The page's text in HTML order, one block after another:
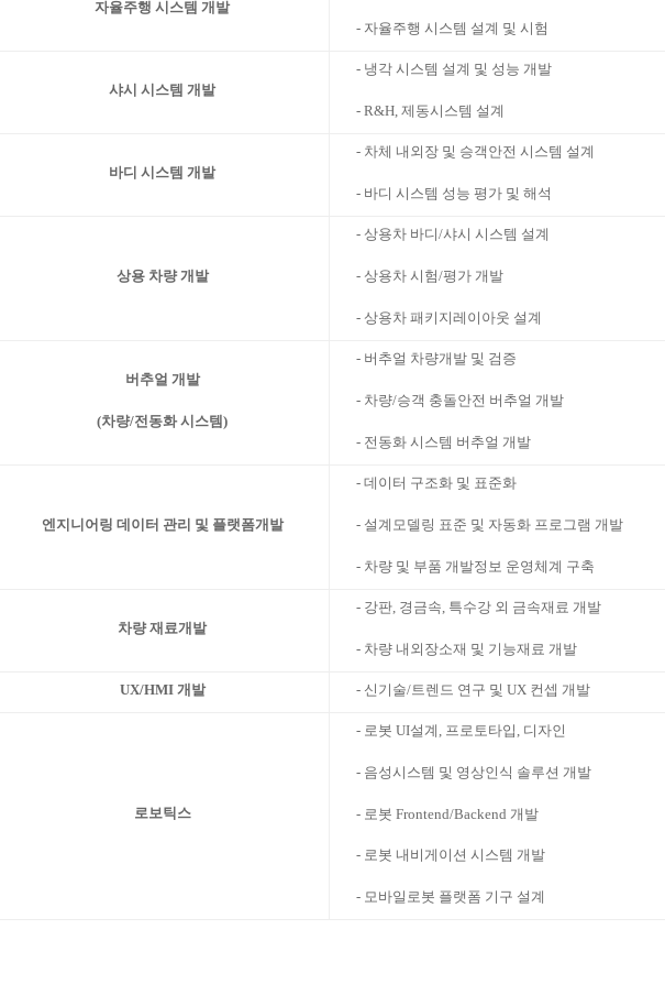
자율주행 시스템 개발
- 자율주행 시스템 설계 및 시험
샤시 시스템 개발
- 냉각 시스템 설계 및 성능 개발
- R&H, 제동시스템 설계
바디 시스템 개발
- 차체 내외장 및 승객안전 시스템 설계
- 바디 시스템 성능 평가 및 해석
상용 차량 개발
- 상용차 바디/샤시 시스템 설계
- 상용차 시험/평가 개발
- 상용차 패키지레이아웃 설계
버추얼 개발
(차량/전동화 시스템 )
- 버추얼 차량개발 및 검증
- 차량/승객 충돌안전 버추얼 개발
- 전동화 시스템 버추얼 개발
엔지니어링 데이터 관리 및 플랫폼개발
- 데이터 구조화 및 표준화
- 설계모델링 표준 및 자동화 프로그램 개발
- 차량 및 부품 개발정보 운영체계 구축
차량 재료개발
- 강판, 경금속, 특수강 외 금속재료 개발
- 차량 내외장소재 및 기능재료 개발
UX/HMI 개발 - 신기술/트렌드 연구 및 UX 컨셉 개발
로보틱스
- 로봇 UI설계, 프로토타입, 디자인
- 음성시스템 및 영상인식 솔루션 개발
- 로봇 Frontend/Backend 개발
- 로봇 내비게이션 시스템 개발
- 모바일로봇 플랫폼 기구 설계